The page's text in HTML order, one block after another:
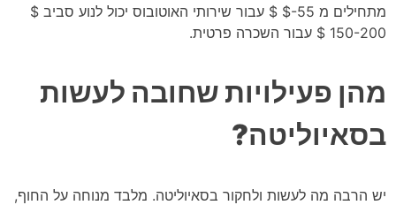
מתחילים מ 55-$ $ עבור שירותי האוטובוס יכול לנוע סביב $
150-200 $ עבור השכרה פרטית.
מהן פעילויות שחובה לעשות
בסאיוליטה?
יש הרבה מה לעשות ולחקור בסאיוליטה. מלבד מנוחה על החוף,